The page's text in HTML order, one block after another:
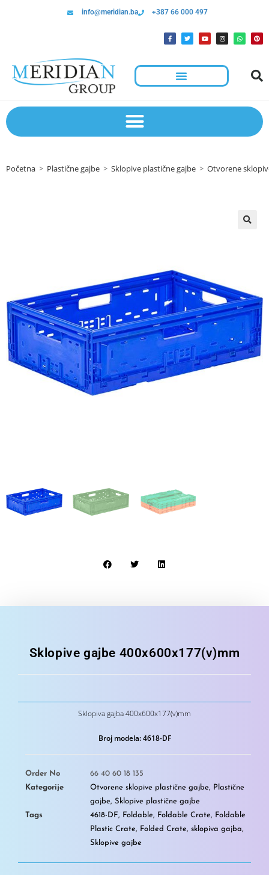
info@meridian.ba +387 66 000 497
Početna > Plastične gajbe > Sklopive plastične gajbe > Otvorene
Sklopive gajbe 400x600x177(v)mm
Sklopiva gajba 400x600x177(v)mm
Broj modela: 4618-DF
Order No
66 40 60 18 135
Kategorije
Otvorene sklopive plastične gajbe, Plastične
gajbe, Sklopive plastične gajbe
Tags
4618-DF, Foldable, Foldable Crate, Foldable
Plastic Crate, Folded Crate, sklopiva gajba,
Sklopive gajbe